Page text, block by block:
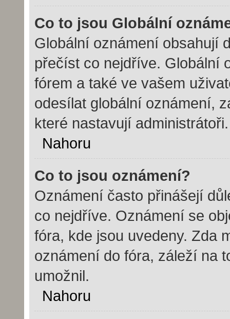
Co to jsou Globální
Globální oznámení obsahují
přečíst co nejdříve. Globální
fórem a také ve vašem
odesílat globální oznámení,
které nastavují administrátoři.
Nahoru
Co to jsou oznámení?
Oznámení často přinášejí
co nejdříve. Oznámení se
fóra, kde jsou uvedeny. Zda
oznámení do fóra, záleží na
umožnil.
Nahoru